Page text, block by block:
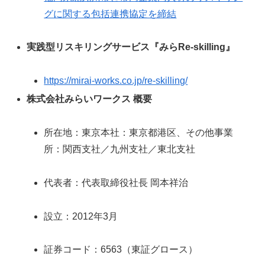
グに関する包括連携協定を締結
実践型リスキリングサービス『みらRe-skilling』
https://mirai-works.co.jp/re-skilling/
株式会社みらいワークス 概要
所在地：東京本社：東京都港区、その他事業
所：関西支社／九州支社／東北支社
代表者：代表取締役社長 岡本祥治
設立：2012年3月
証券コード：6563（東証グロース）